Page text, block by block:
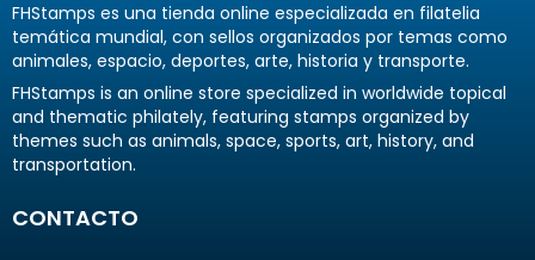
FHStamps es una tienda online especializada en filatelia
temática mundial, con sellos organizados por temas como
animales, espacio, deportes, arte, historia y transporte.
FHStamps is an online store specialized in worldwide topical
and thematic philately, featuring stamps organized by
themes such as animals, space, sports, art, history, and
transportation.
CONTACTO